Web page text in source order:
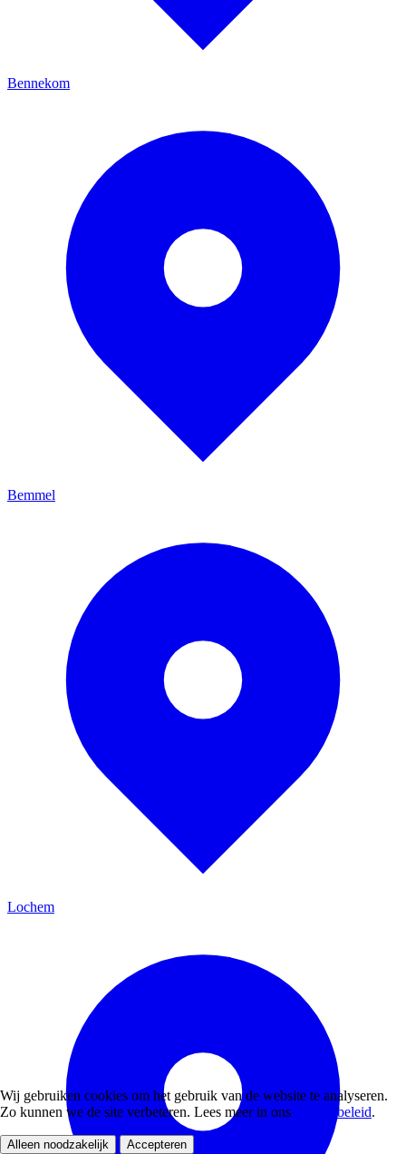
Bennekom
Bemmel
Lochem
Wij gebruiken cookies om het gebruik van de website te analyseren.
Zo kunnen we de site verbeteren. Lees meer in ons
privacybeleid.
Alleen noodzakelijk Accepteren